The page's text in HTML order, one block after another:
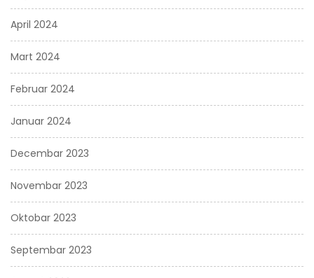
April 2024
Mart 2024
Februar 2024
Januar 2024
Decembar 2023
Novembar 2023
Oktobar 2023
Septembar 2023